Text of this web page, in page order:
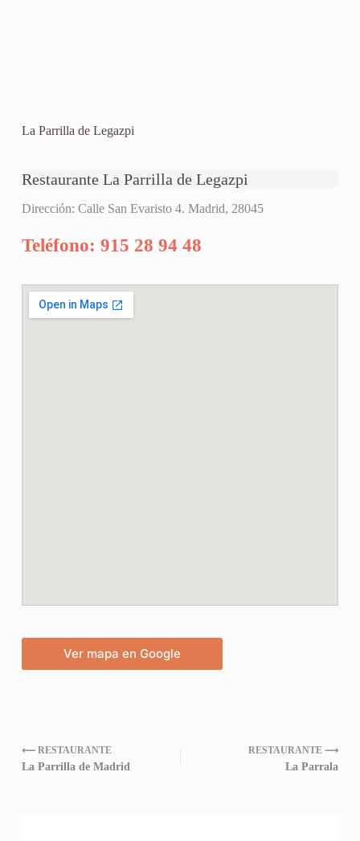
La Parrilla de Legazpi
Restaurante La Parrilla de Legazpi
Dirección: Calle San Evaristo 4. Madrid, 28045
Teléfono: 915 28 94 48
Ver mapa en Google
⟵ RESTAURANTE
La Parrilla de Madrid
RESTAURANTE ⟶
La Parrala